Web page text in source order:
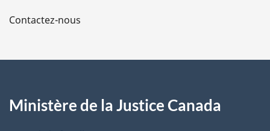
a
e
Contactez-nous
Ministère de la Justice Canada